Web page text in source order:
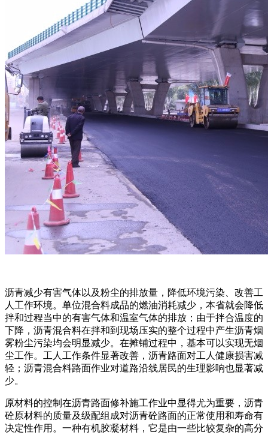
沥青减少有害气体以及粉尘的排放量，降低环境污染、改善工
人工作环境。单位混合料成品的燃油消耗减少，本省就会降低
拌和过程当中的有害气体和温室气体的排放；由于拌合温度的
下降，沥青混合料在拌和到现场压实的整个过程中产生沥青烟
雾粉尘污染均会明显减少。在摊铺过程中，基本可以实现无烟
尘工作。工人工作条件显著改善，沥青路面对工人健康损害减
轻；沥青混合料路面作业对道路沿线居民的生理影响也显著减
少。
原材料的控制在沥青路面修补施工作业中显得尤为重要，沥青
砼原材料的质量及级配组成对沥青砼路面的正常使用和寿命有
决定性作用。一种有机胶凝材料，它是由一些比较复杂的高分